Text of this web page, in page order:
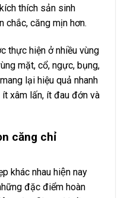
thích sản sinh
chắc, căng mịn hơn.
thực hiện ở nhiều vùng
mặt, cổ, ngực, bụng,
lại hiệu quả nhanh
xâm lấn, ít đau đớn và
căng chỉ
khác nhau hiện nay
đặc điểm hoàn